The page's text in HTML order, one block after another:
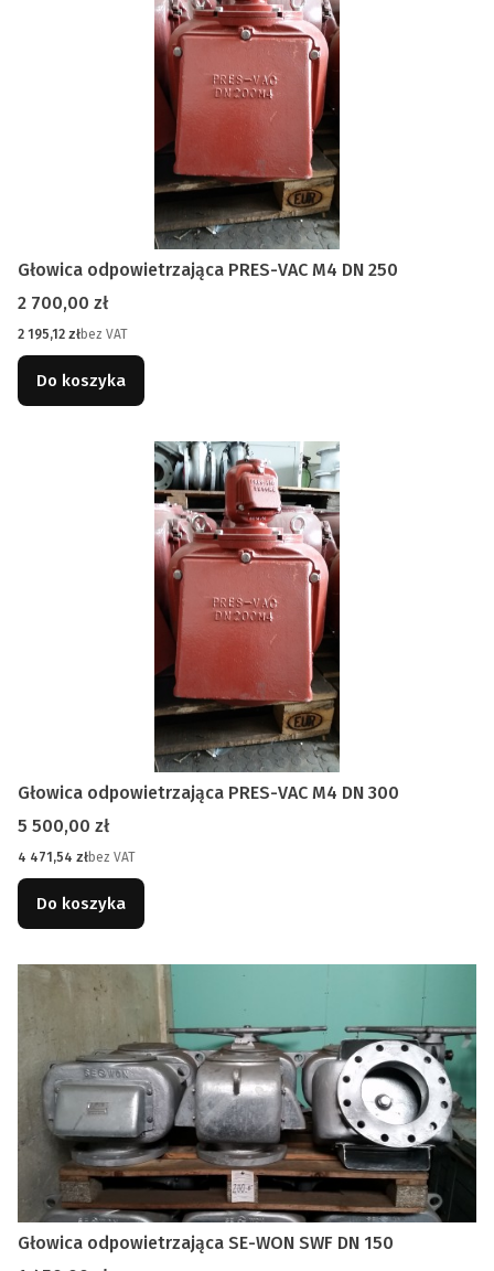
Głowica odpowietrzająca PRES-VAC M4 DN 250
Cena
2 700,00 zł
Cena
2 195,12 złbez VAT
Do koszyka
Głowica odpowietrzająca PRES-VAC M4 DN 300
Cena
5 500,00 zł
Cena
4 471,54 złbez VAT
Do koszyka
Głowica odpowietrzająca SE-WON SWF DN 150